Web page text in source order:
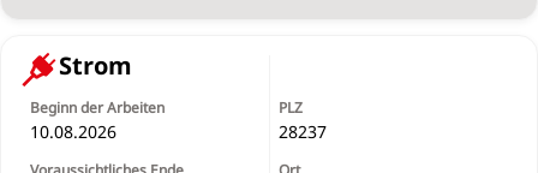
Strom
10.08.2026 28237